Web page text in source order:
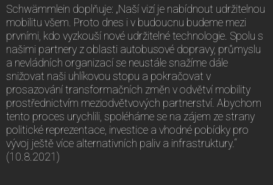
Schwämmlein doplňuje: „Naší vizí je nabídnout udržitelnou
mobilitu všem. Proto dnes i v budoucnu budeme mezi
prvními, kdo vyzkouší nové udržitelné technologie. Spolu s
našimi partnery z oblasti autobusové dopravy, průmyslu
a nevládních organizací se neustále snažíme dále
snižovat naši uhlíkovou stopu a pokračovat v
prosazování transformačních změn v odvětví mobility
prostřednictvím meziodvětvových partnerství. Abychom
tento proces urychlili, spoléháme se na zájem ze strany
politické reprezentace, investice a vhodné pobídky pro
vývoj ještě více alternativních paliv a infrastruktury.“
(10.8.2021)